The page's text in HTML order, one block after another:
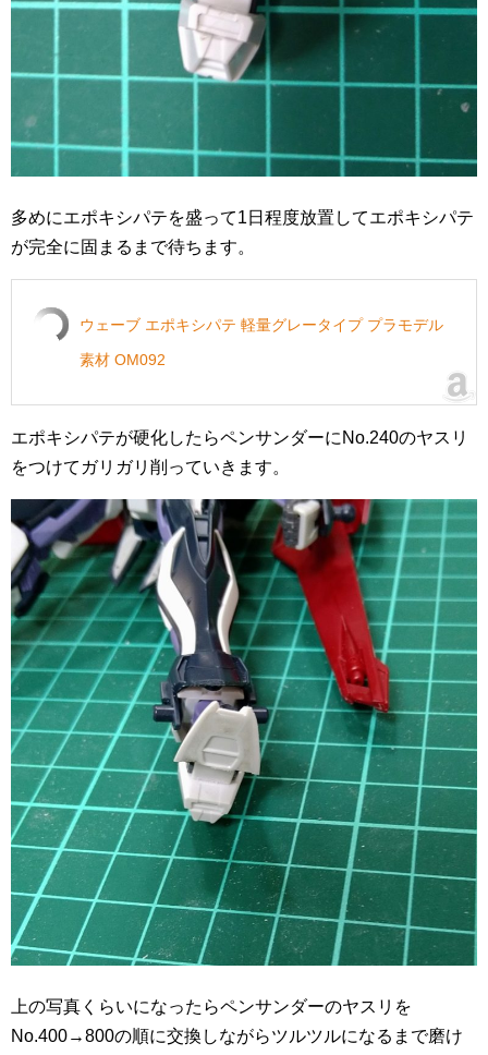
多めにエポキシパテを盛って1日程度放置してエポキシパテ
が完全に固まるまで待ちます。
ウェーブ エポキシパテ 軽量グレータイプ プラモデル
素材 OM092
エポキシパテが硬化したらペンサンダーにNo.240のヤスリ
をつけてガリガリ削っていきます。
上の写真くらいになったらペンサンダーのヤスリを
No.400→800の順に交換しながらツルツルになるまで磨け